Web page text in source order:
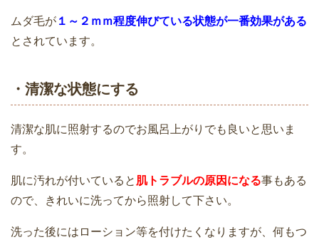
に産毛に効果あり？
ケノンはニキビ肌にも使える？美顔器は
ニキビやニキビ跡に効果あり！
ムダ毛が １～２ｍｍ程度伸びている状態が一番効果がある
とされています。
・清潔な状態にする
清潔な肌に照射するのでお風呂上がりでも良いと思いま
す。
肌に汚れが付いていると 肌トラブルの原因になる事もある
ので、きれいに洗ってから照射して下さい。
洗った後にはローション等を付けたくなりますが、何もつ